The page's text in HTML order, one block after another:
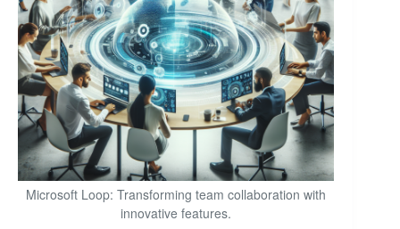
Microsoft Loop: Transforming team collaboration with
innovative features.